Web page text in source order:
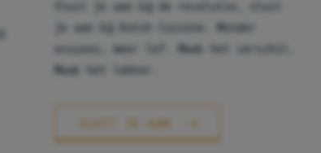
Sluit je aan bij de revolutie, sluit
je aan bij Dutch Cuisine. Minder
excuses, meer lef. Maak het verschil.
Maak het lekker.
SLUIT JE AAN